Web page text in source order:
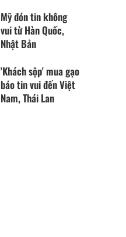
Mỹ đón tin không
vui từ Hàn Quốc,
Nhật Bản
'Khách sộp' mua gạo
báo tin vui đến Việt
Nam, Thái Lan